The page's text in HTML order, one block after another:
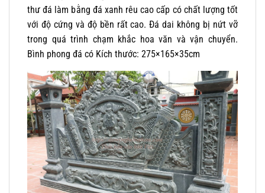
thư đá làm bằng đá xanh rêu cao cấp có chất lượng tốt
với độ cứng và độ bền rất cao. Đá dai không bị nứt vỡ
trong quá trình chạm khắc hoa văn và vận chuyển.
Bình phong đá có Kích thước: 275×165×35cm